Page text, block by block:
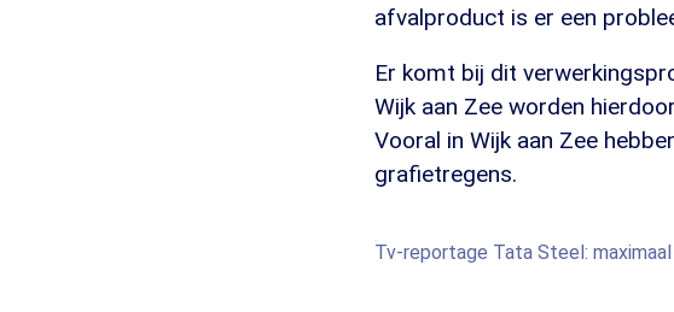
afvalproduct is er een
Er komt bij dit
Wijk aan Zee worden
Vooral in Wijk aan Zee
grafietregens.
Tv-reportage Tata Steel: